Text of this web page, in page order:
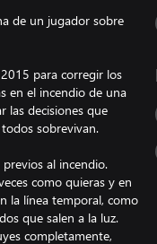
de un jugador sobre
para corregir los
en el incendio de una
las decisiones que
sobrevivan.
al incendio.
como quieras y en
la línea temporal, como
que salen a la luz.
completamente,